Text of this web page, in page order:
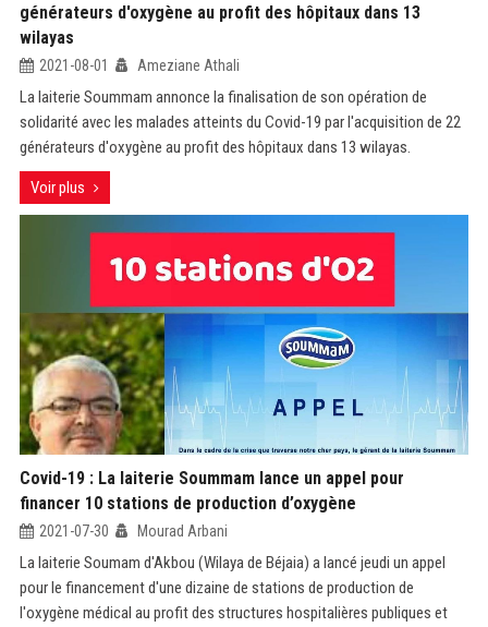
générateurs d'oxygène au profit des hôpitaux dans 13
wilayas
2021-08-01 Ameziane Athali
La laiterie Soummam annonce la finalisation de son opération de
solidarité avec les malades atteints du Covid-19 par l'acquisition de 22
générateurs d'oxygène au profit des hôpitaux dans 13 wilayas.
Voir plus
Covid-19 : La laiterie Soummam lance un appel pour
financer 10 stations de production d’oxygène
2021-07-30 Mourad Arbani
La laiterie Soumam d'Akbou (Wilaya de Béjaia) a lancé jeudi un appel
pour le financement d'une dizaine de stations de production de
l'oxygène médical au profit des structures hospitalières publiques et